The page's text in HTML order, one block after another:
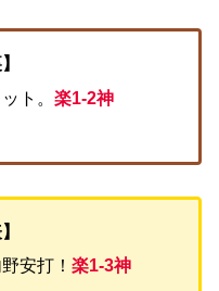
ト。楽1-2神
安打！楽1-3神